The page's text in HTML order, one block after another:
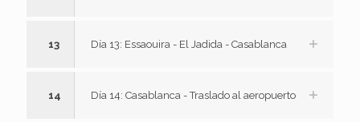
13 Día 13: Essaouira - El Jadida - Casablanca
14 Día 14: Casablanca - Traslado al aeropuerto